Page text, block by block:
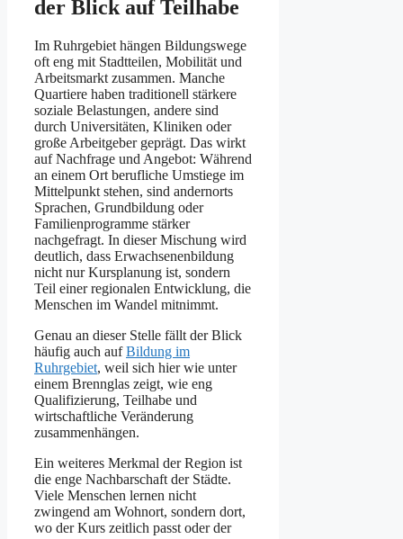
der Blick auf Teilhabe
Im Ruhrgebiet hängen Bildungswege
oft eng mit Stadtteilen, Mobilität und
Arbeitsmarkt zusammen. Manche
Quartiere haben traditionell stärkere
soziale Belastungen, andere sind
durch Universitäten, Kliniken oder
große Arbeitgeber geprägt. Das wirkt
auf Nachfrage und Angebot: Während
an einem Ort berufliche Umstiege im
Mittelpunkt stehen, sind andernorts
Sprachen, Grundbildung oder
Familienprogramme stärker
nachgefragt. In dieser Mischung wird
deutlich, dass Erwachsenenbildung
nicht nur Kursplanung ist, sondern
Teil einer regionalen Entwicklung, die
Menschen im Wandel mitnimmt.
Genau an dieser Stelle fällt der Blick
häufig auch aufBildung im
Ruhrgebiet, weil sich hier wie unter
einem Brennglas zeigt, wie eng
Qualifizierung, Teilhabe und
wirtschaftliche Veränderung
zusammenhängen.
Ein weiteres Merkmal der Region ist
die enge Nachbarschaft der Städte.
Viele Menschen lernen nicht
zwingend am Wohnort, sondern dort,
wo der Kurs zeitlich passt oder der